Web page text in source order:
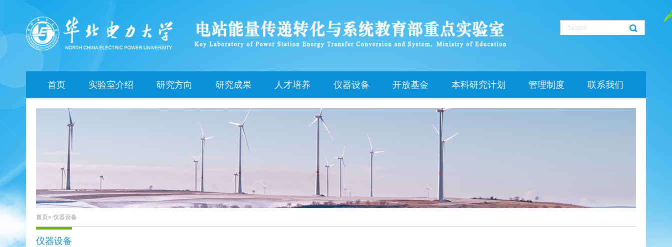
首页 实验室介绍 研究方向 研究成果 人才培养 仪器设备 开放基金 本科研究计划 管理制度 联系我们
首页» 仪器设备
仪器设备